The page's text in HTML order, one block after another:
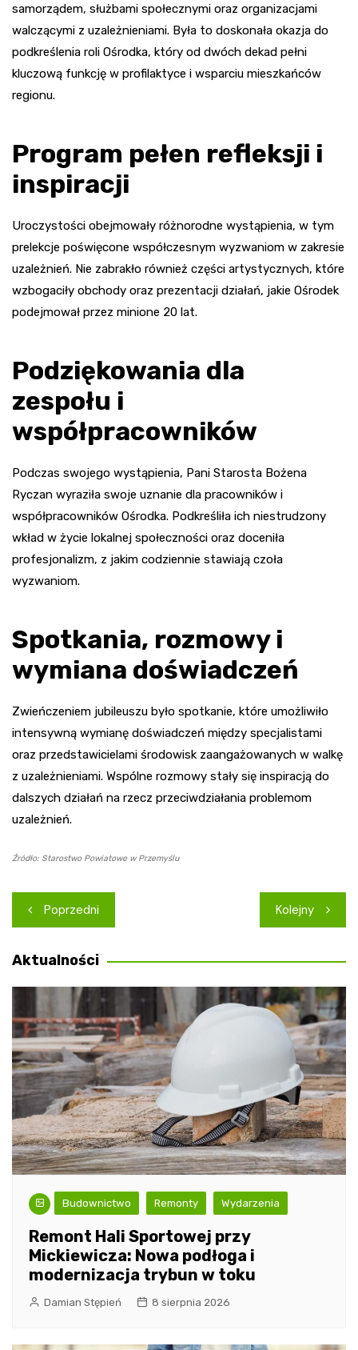
samorządem, służbami społecznymi oraz organizacjami
walczącymi z uzależnieniami. Była to doskonała okazja do
podkreślenia roli Ośrodka, który od dwóch dekad pełni
kluczową funkcję w profilaktyce i wsparciu mieszkańców
regionu.
Program pełen refleksji i
inspiracji
Uroczystości obejmowały różnorodne wystąpienia, w tym
prelekcje poświęcone współczesnym wyzwaniom w zakresie
uzależnień. Nie zabrakło również części artystycznych, które
wzbogaciły obchody oraz prezentacji działań, jakie Ośrodek
podejmował przez minione 20 lat.
Podziękowania dla
zespołu i
współpracowników
Podczas swojego wystąpienia, Pani Starosta Bożena
Ryczan wyraziła swoje uznanie dla pracowników i
współpracowników Ośrodka. Podkreśliła ich niestrudzony
wkład w życie lokalnej społeczności oraz doceniła
profesjonalizm, z jakim codziennie stawiają czoła
wyzwaniom.
Spotkania, rozmowy i
wymiana doświadczeń
Zwieńczeniem jubileuszu było spotkanie, które umożliwiło
intensywną wymianę doświadczeń między specjalistami
oraz przedstawicielami środowisk zaangażowanych w walkę
z uzależnieniami. Wspólne rozmowy stały się inspiracją do
dalszych działań na rzecz przeciwdziałania problemom
uzależnień.
Źródło: Starostwo Powiatowe w Przemyślu
Nawigacja
wpisu
Poprzedni Kolejny
Aktualności
Budownictwo Remonty Wydarzenia
Remont Hali Sportowej przy
Mickiewicza: Nowa podłoga i
modernizacja trybun w toku
Damian Stępień 8 sierpnia 2026